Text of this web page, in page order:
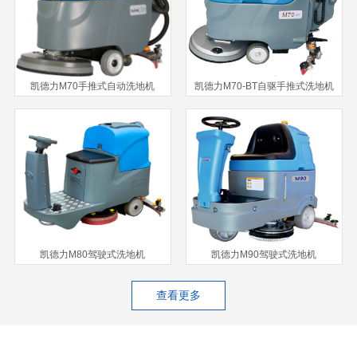
凯德力M70手推式自动洗地机 凯德力M70-BT自驱手推式洗地机
凯德力M80驾驶式洗地机 凯德力M90驾驶式洗地机
查看更多